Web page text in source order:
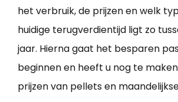
het verbruik, de prijzen en welk
huidige terugverdientijd ligt zo
jaar. Hierna gaat het besparen
beginnen en heeft u nog te
prijzen van pellets en